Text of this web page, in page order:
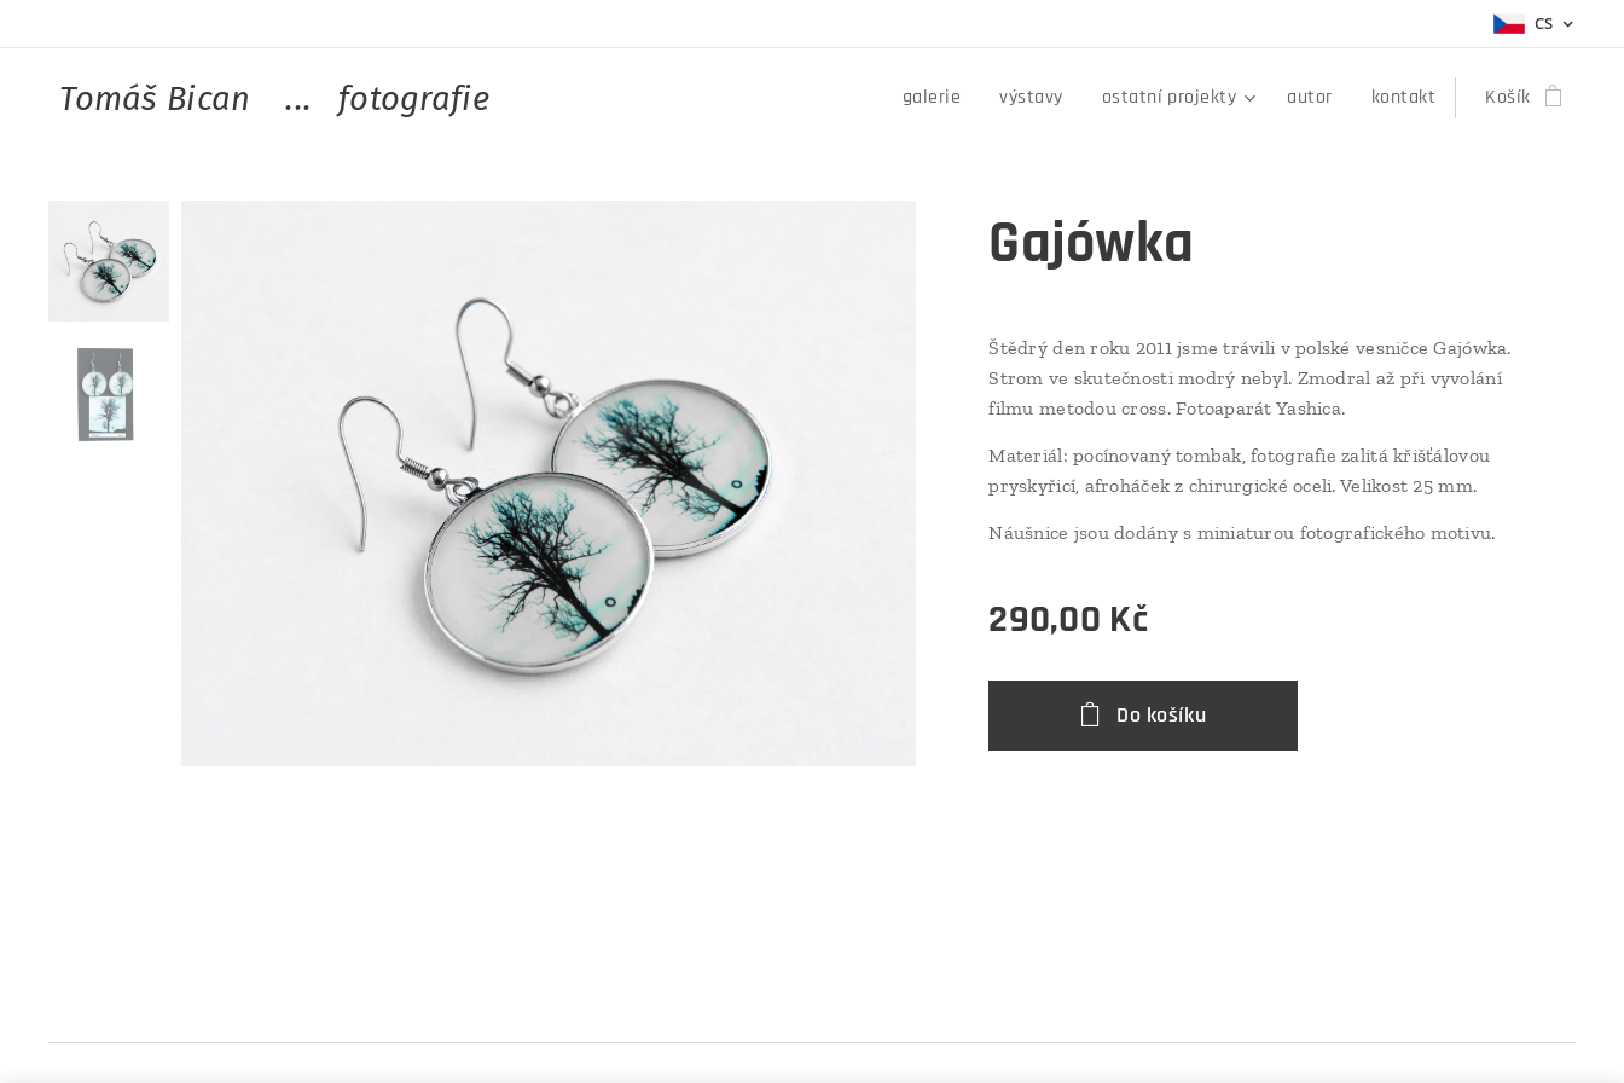
CS
Tomáš Bican ... fotografie galerie výstavy ostatní projekty autor kontakt Košík
Gajówka
Štědrý den roku 2011 jsme trávili v polské vesničce Gajówka.
Strom ve skutečnosti modrý nebyl. Zmodral až při vyvolání
filmu metodou cross. Fotoaparát Yashica.
Materiál: pocínovaný tombak, fotografie zalitá křišťálovou
pryskyřicí, afroháček z chirurgické oceli. Velikost 25 mm.
Náušnice jsou dodány s miniaturou fotografického motivu.
290,00 Kč
Do košíku